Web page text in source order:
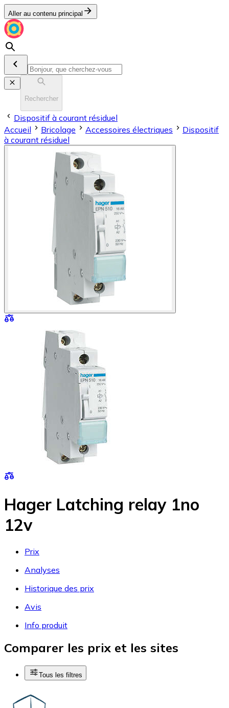
Aller au contenu principal
Rechercher
Dispositif à courant résiduel
Accueil
Bricolage Accessoires électriques
Dispositif
à courant résiduel
Hager Latching relay 1no
12v
Prix
Analyses
Historique des prix
Avis
Info produit
Comparer les prix et les sites
Tous les filtres